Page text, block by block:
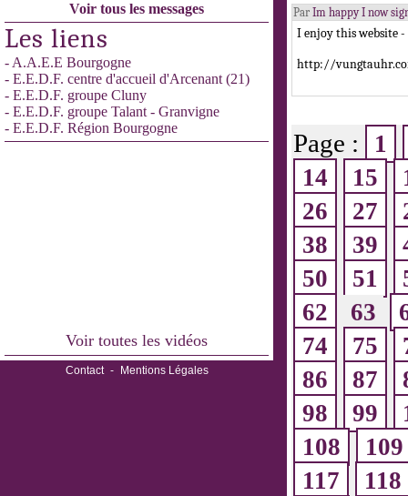
Voir tous les messages
Les liens
- A.A.E.E Bourgogne
- E.E.D.F. centre d'accueil d'Arcenant (21)
- E.E.D.F. groupe Cluny
- E.E.D.F. groupe Talant - Granvigne
- E.E.D.F. Région Bourgogne
Voir toutes les vidéos
Contact - Mentions Légales
Par Im happy I now
I enjoy this website
http://
Page :
1
14
15
26
27
38
39
50
51
62
63
74
75
86
87
98
99
108
109
117
118